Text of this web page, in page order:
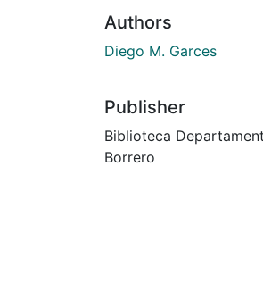
Authors
Diego M. Garces
Publisher
Biblioteca
Borrero